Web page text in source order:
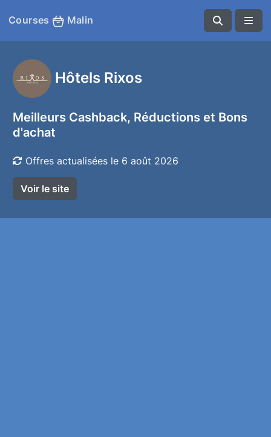
Courses Malin
Hôtels Rixos
Meilleurs Cashback, Réductions et Bons
d'achat
Offres actualisées le 6 août 2026
Voir le site